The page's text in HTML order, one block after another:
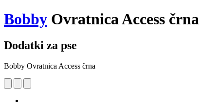
Bobby Ovratnica Access črna
Dodatki za pse
Bobby Ovratnica Access črna